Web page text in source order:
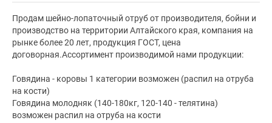
Продам шейно-лопаточный отруб от производителя, бойни и
производство на территории Алтайского края, компания на
рынке более 20 лет, продукция ГОСТ, цена
договорная.Ассортимент производимой нами продукции:
Говядина - коровы 1 категории возможен (распил на отруба
на кости)
Говядина молодняк (140-180кг, 120-140 - телятина)
возможен распил на отруба на кости